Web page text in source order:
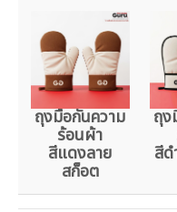
ถุงมือกันความ
ร้อนผ้า
สีแดงลาย
สก็อต
ถุง
สีด